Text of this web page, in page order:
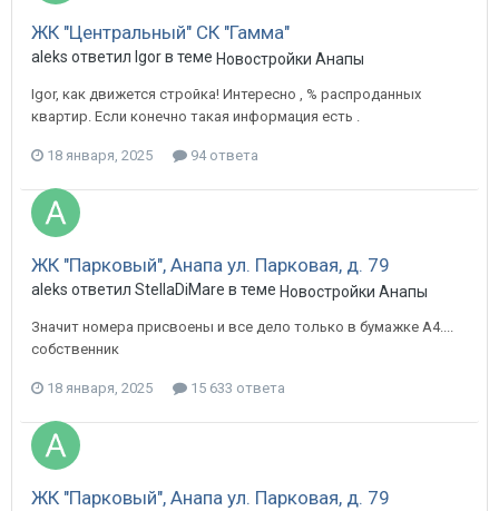
ЖК "Центральный" СК "Гамма"
aleks ответил Igor в теме Новостройки Анапы
Igor, как движется стройка! Интересно , % распроданных
квартир. Если конечно такая информация есть .
18 января, 2025 94 ответа
ЖК "Парковый", Анапа ул. Парковая, д. 79
aleks ответил StellaDiMare в теме Новостройки Анапы
Значит номера присвоены и все дело только в бумажке А4....
собственник
18 января, 2025 15 633 ответа
ЖК "Парковый", Анапа ул. Парковая, д. 79